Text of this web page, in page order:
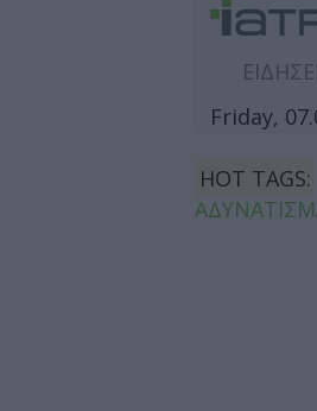
Friday,
HOT TAGS: